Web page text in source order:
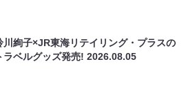
川絢子×JR東海リテイリング・プラスの
ラベルグッズ発売!2026.08.05